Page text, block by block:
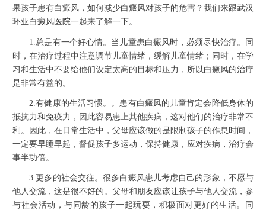
果孩子患有白癜风，如何减少白癜风对孩子的危害？我们来跟武汉
环亚白癜风医院一起来了解一下。
1.总是有一个好心情。当儿童患白癜风时，必须尽快治疗。同
时，在治疗过程中注意调节儿童情绪，缓解儿童情绪；同时，在学
习和生活中不要给他们设定太高的目标和压力，所以白癜风的治疗
是非常有益的。
2.有健康的生活习惯。。患有白癜风的儿童肯定会降低身体的
抵抗力和免疫力，因此容易患上其他疾病，这对他们的治疗非常不
利。因此，在日常生活中，父母应该做的是限制孩子的作息时间，
一定要早睡早起，督促孩子多运动，保持健康，应对疾病，治疗会
事半功倍。
3.更多的社会交往。很多白癜风患儿考虑自己的形象，不愿与
他人交流，这是很不好的。父母和朋友应该让孩子与他人交流，参
与社会活动，与同龄的孩子一起玩耍，积极面对更好的生活。同